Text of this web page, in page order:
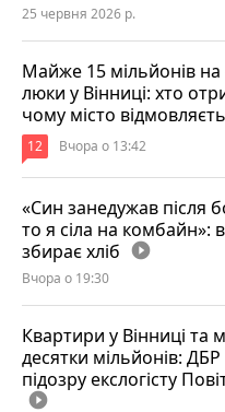
25 червня 2026 р.
Майже 15 мільйонів на
люки у Вінниці: хто
чому місто
12 Вчора о 13:42
«Син занедужав після
то я сіла на комбайн»:
збирає хліб play_circle_filled
Вчора о 19:30
Квартири у Вінниці та
десятки мільйонів:
підозру екслогісту
play_circle_filled